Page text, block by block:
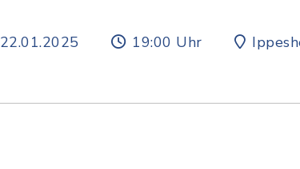
22.01.2025 19:00 Uhr